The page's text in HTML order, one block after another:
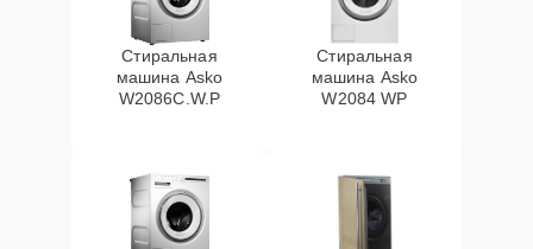
Стиральная
машина Asko
W2086C.W.P
Стиральная
машина Asko
W2084 WP